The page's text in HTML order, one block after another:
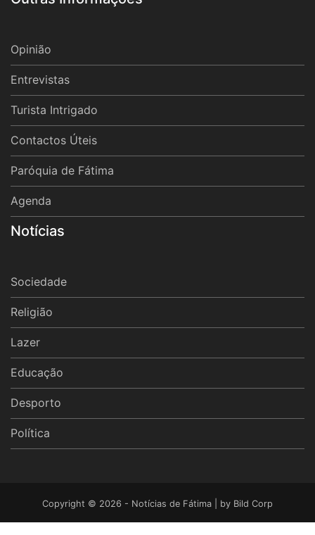
Opinião
Entrevistas
Turista Intrigado
Contactos Úteis
Paróquia de Fátima
Agenda
Notícias
Sociedade
Religião
Lazer
Educação
Desporto
Política
Copyright © 2026 - Notícias de Fátima | by Bild Corp